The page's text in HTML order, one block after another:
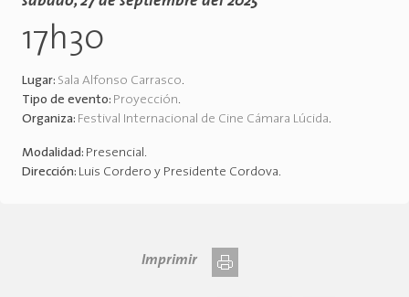
17h30
Lugar: Sala Alfonso Carrasco.
Tipo de evento: Proyección.
Organiza: Festival Internacional de Cine Cámara Lúcida.
Modalidad: Presencial.
Dirección: Luis Cordero y Presidente Cordova.
Imprimir